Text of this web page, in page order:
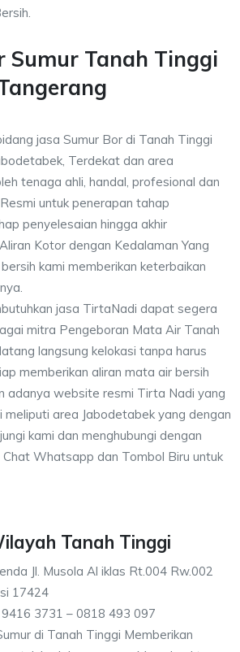
Sumur Tanah Tinggi
jasa Sumur Bor di Tanah Tinggi
Terdekat dan area
tenaga ahli, handal, profesional dan
untuk penerapan tahap
penyelesaian hingga akhir
Kotor dengan Kedalaman Yang
kami memberikan keterbaikan
jasa TirtaNadi dapat segera
mitra Pengeboran Mata Air Tanah
langsung kelokasi tanpa harus
memberikan aliran mata air bersih
adanya website resmi Tirta Nadi yang
meliputi area Jabodetabek yang dengan
kami dan menghubungi dengan
Whatsapp dan Tombol Biru untuk
Tanah Tinggi
Jl. Musola Al iklas Rt.004 Rw.002
17424
3731 – 0818 493 097
di Tanah Tinggi Memberikan